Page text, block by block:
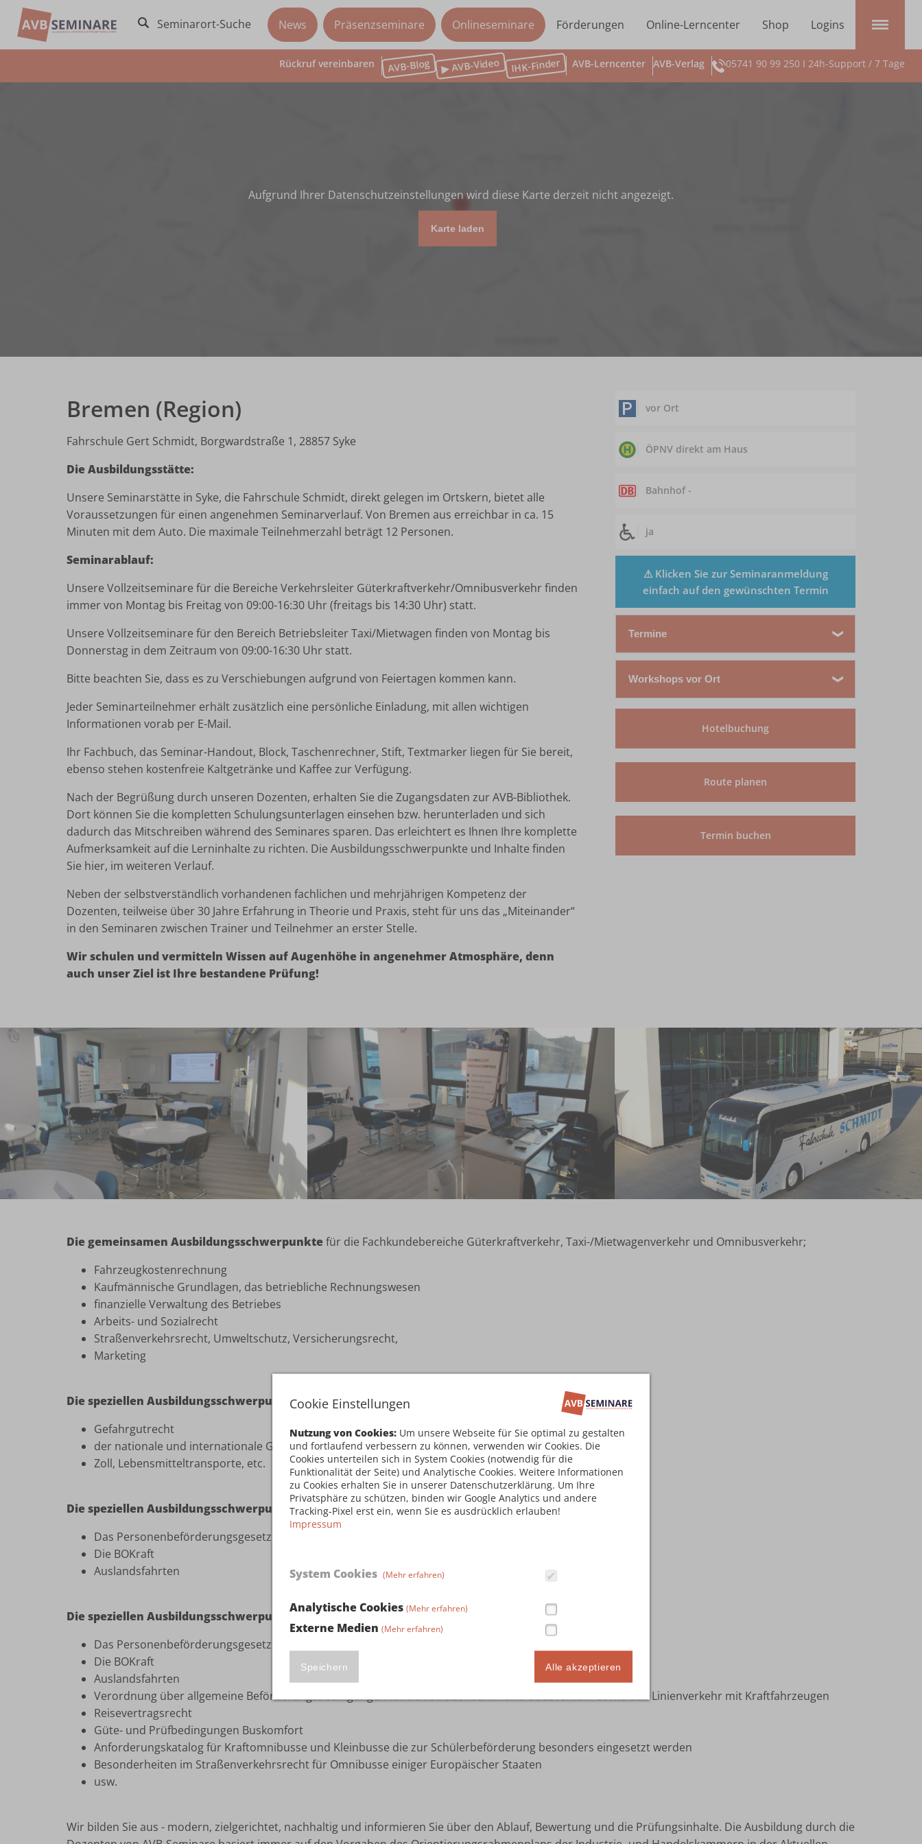
Cookie Einstellungen
Nutzung von Cookies: Um unsere Webseite für Sie optimal zu gestalten
und fortlaufend verbessern zu können, verwenden wir Cookies. Die
Cookies unterteilen sich in System Cookies (notwendig für die
Funktionalität der Seite) und Analytische Cookies. Weitere Informationen
zu Cookies erhalten Sie in unserer Datenschutzerklärung. Um Ihre
Privatsphäre zu schützen, binden wir Google Analytics und andere
Tracking-Pixel erst ein, wenn Sie es ausdrücklich erlauben!
Impressum
System Cookies (Mehr erfahren)
Analytische Cookies (Mehr erfahren)
Externe Medien (Mehr erfahren)
Speichern Alle akzeptieren
Seminarort-Suche News Präsenzseminare Onlineseminare Förderungen Online-Lerncenter Shop Logins
Rückruf vereinbaren AVB-Blog ▶ AVB-Video IHK-Finder AVB-Lerncenter AVB-Verlag 05741 90 99 250 I 24h-Support / 7 Tage
Aufgrund Ihrer Datenschutzeinstellungen wird diese Karte derzeit nicht angezeigt.
Karte laden
Bremen (Region)
Fahrschule Gert Schmidt, Borgwardstraße 1, 28857 Syke
Die Ausbildungsstätte:
Unsere Seminarstätte in Syke, die Fahrschule Schmidt, direkt gelegen im Ortskern, bietet alle
Voraussetzungen für einen angenehmen Seminarverlauf. Von Bremen aus erreichbar in ca. 15
Minuten mit dem Auto. Die maximale Teilnehmerzahl beträgt 12 Personen.
Seminarablauf:
Unsere Vollzeitseminare für die Bereiche Verkehrsleiter Güterkraftverkehr/Omnibusverkehr finden
immer von Montag bis Freitag von 09:00-16:30 Uhr (freitags bis 14:30 Uhr) statt.
Unsere Vollzeitseminare für den Bereich Betriebsleiter Taxi/Mietwagen finden von Montag bis
Donnerstag in dem Zeitraum von 09:00-16:30 Uhr statt.
Bitte beachten Sie, dass es zu Verschiebungen aufgrund von Feiertagen kommen kann.
Jeder Seminarteilnehmer erhält zusätzlich eine persönliche Einladung, mit allen wichtigen
Informationen vorab per E-Mail.
Ihr Fachbuch, das Seminar-Handout, Block, Taschenrechner, Stift, Textmarker liegen für Sie bereit,
ebenso stehen kostenfreie Kaltgetränke und Kaffee zur Verfügung.
Nach der Begrüßung durch unseren Dozenten, erhalten Sie die Zugangsdaten zur AVB-Bibliothek.
Dort können Sie die kompletten Schulungsunterlagen einsehen bzw. herunterladen und sich
dadurch das Mitschreiben während des Seminares sparen. Das erleichtert es Ihnen Ihre komplette
Aufmerksamkeit auf die Lerninhalte zu richten. Die Ausbildungsschwerpunkte und Inhalte finden
Sie hier, im weiteren Verlauf.
Neben der selbstverständlich vorhandenen fachlichen und mehrjährigen Kompetenz der
Dozenten, teilweise über 30 Jahre Erfahrung in Theorie und Praxis, steht für uns das „Miteinander“
in den Seminaren zwischen Trainer und Teilnehmer an erster Stelle.
Wir schulen und vermitteln Wissen auf Augenhöhe in angenehmer Atmosphäre, denn
auch unser Ziel ist Ihre bestandene Prüfung!
vor Ort
ÖPNV direkt am Haus
Bahnhof -
ja
⚠ Klicken Sie zur Seminaranmeldung
einfach auf den gewünschten Termin
Termine
17.08.2026 - 21.08.2026
16.11.2026 - 20.11.2026
Workshops vor Ort
Bisher keine Termine verfügbar.
Hotelbuchung
Route planen
Termin buchen
Die gemeinsamen Ausbildungsschwerpunktefür die Fachkundebereiche Güterkraftverkehr, Taxi-/Mietwagenverkehr und Omnibusverkehr;
Fahrzeugkostenrechnung
Kaufmännische Grundlagen, das betriebliche Rechnungswesen
finanzielle Verwaltung des Betriebes
Arbeits- und Sozialrecht
Straßenverkehrsrecht, Umweltschutz, Versicherungsrecht,
Marketing
Die speziellen Ausbildungsschwerpunkte für den Bereich Güterkraftverkehr
Gefahrgutrecht
der nationale und internationale Güterkraftverkehr, Berufszugangsvoraussetzungen
Zoll, Lebensmitteltransporte, etc.
Die speziellen Ausbildungsschwerpunkte für den Bereich Taxi-/Mietwagenverkehr
Das Personenbeförderungsgesetz
Die BOKraft
Auslandsfahrten
Die speziellen Ausbildungsschwerpunkte für den Bereich Omnibusverkehr
Das Personenbeförderungsgesetz
Die BOKraft
Auslandsfahrten
Verordnung über allgemeine Beförderungsbedingungen für den Straßenbahn- und Obusverkehr sowie den Linienverkehr mit Kraftfahrzeugen
Reisevertragsrecht
Güte- und Prüfbedingungen Buskomfort
Anforderungskatalog für Kraftomnibusse und Kleinbusse die zur Schülerbeförderung besonders eingesetzt werden
Besonderheiten im Straßenverkehrsrecht für Omnibusse einiger Europäischer Staaten
usw.
Wir bilden Sie aus - modern, zielgerichtet, nachhaltig und informieren Sie über den Ablauf, Bewertung und die Prüfungsinhalte. Die Ausbildung durch die